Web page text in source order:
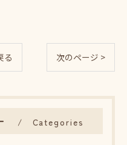
る 次のページ >
Categories